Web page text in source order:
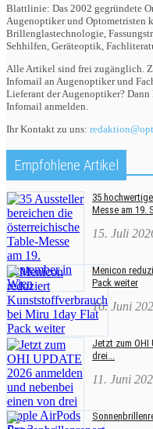
Blattlinie: Das 2002 gegründete
Augenoptiker und Optometristen
Brillenglastechnologie,
Sehhilfen, Geräteoptik,
Alle Artikel sind frei zugänglich.
Infomail an Augenoptiker und
Lieferant der Augenoptiker?
Infomail anmelden.
Ihr Kontakt zu uns:
Empfohlene Artikel
35
Messe am 19.
15. Juli
Menicon
Pack weiter
16. Juni
Jetzt zum OHI
drei...
11. Juni